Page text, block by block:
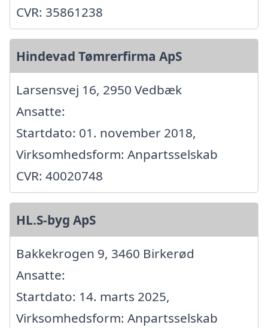
CVR: 35861238
Hindevad Tømrerfirma ApS
Larsensvej 16, 2950 Vedbæk
Ansatte:
Startdato: 01. november 2018,
Virksomhedsform: Anpartsselskab
CVR: 40020748
HL.S-byg ApS
Bakkekrogen 9, 3460 Birkerød
Ansatte:
Startdato: 14. marts 2025,
Virksomhedsform: Anpartsselskab